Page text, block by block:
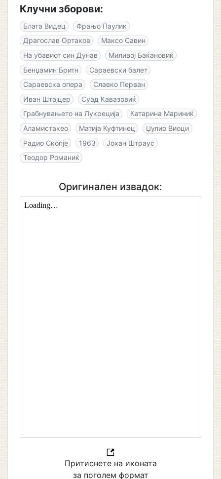
Клучни зборови:
Блага Видец
Фрањо Паулик
Драгослав Ортаков
Максо Савин
На убавиот син Дунав
Миливој Баќановиќ
Бенџамин Бритн
Сараевски балет
Сараевска опера
Славко Перван
Иван Штајцер
Суад Кавазовиќ
Грабнувањето на Лукреција
Катарина Мариниќ
Аламистакео
Матија Куфтинец
Џулио Виоци
Радио Скопје
1963
Јохан Штраус
Теодор Романиќ
Оригинален извадок:
Притиснете на иконата
за поголем формат